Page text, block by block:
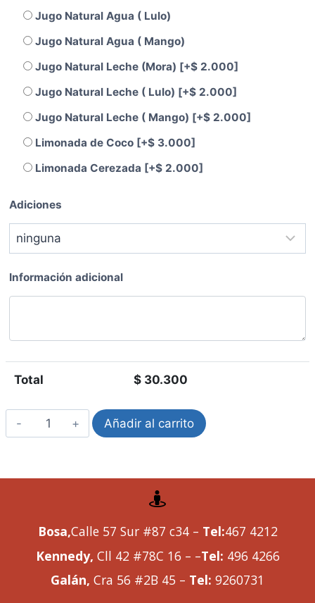
Jugo Natural Agua ( Lulo)
Jugo Natural Agua ( Mango)
Jugo Natural Leche (Mora) [+$ 2.000]
Jugo Natural Leche ( Lulo) [+$ 2.000]
Jugo Natural Leche ( Mango) [+$ 2.000]
Limonada de Coco [+$ 3.000]
Limonada Cerezada [+$ 2.000]
Adiciones
Información adicional
Total $ 30.300
Añadir al carrito
Bosa,Calle 57 Sur #87 c34 – Tel:467 4212
Kennedy, Cll 42 #78C 16 – –Tel: 496 4266
Galán, Cra 56 #2B 45 – Tel: 9260731